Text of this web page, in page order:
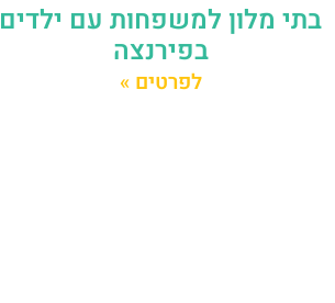
בתי מלון למשפחות עם ילדים
בפירנצה
לפרטים »